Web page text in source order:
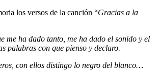
los versos de la canción “Gracias a la
me ha dado tanto, me ha dado el sonido y el
palabras con que pienso y declaro.
con ellos distingo lo negro del blanco…